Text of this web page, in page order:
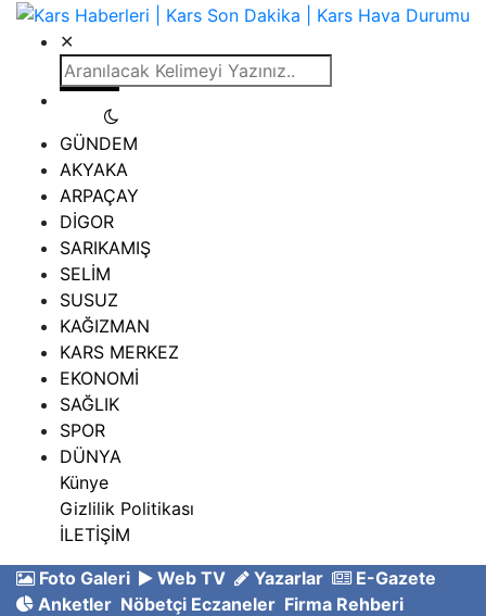
✕
GÜNDEM
AKYAKA
ARPAÇAY
DİGOR
SARIKAMIŞ
SELİM
SUSUZ
KAĞIZMAN
KARS MERKEZ
EKONOMİ
SAĞLIK
SPOR
DÜNYA
Künye
Gizlilik Politikası
İLETİŞİM
Foto Galeri
Web TV Yazarlar
E-Gazete
Anketler Nöbetçi Eczaneler Firma Rehberi